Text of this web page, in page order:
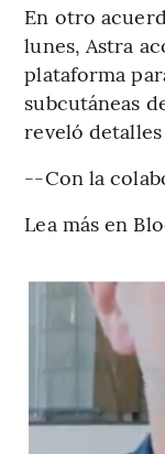
En otro
lunes, Astra
plataforma
subcutáneas
reveló
--Con la
Lea más en